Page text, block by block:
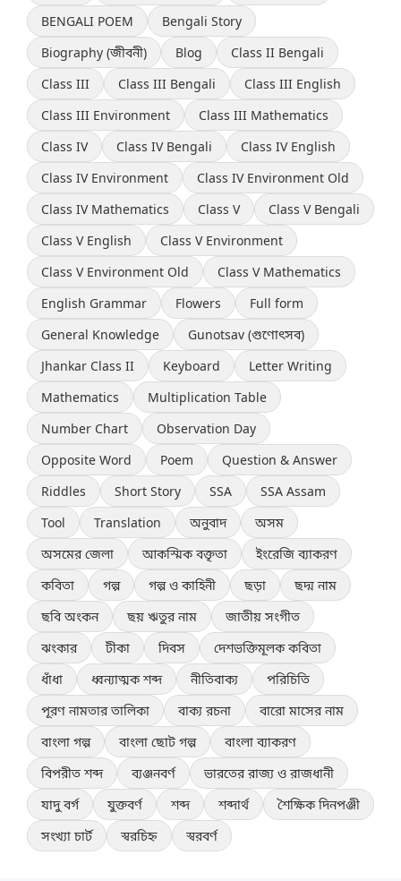
BENGALI POEM
Bengali Story
Biography (জীবনী)
Blog
Class II Bengali
Class III
Class III Bengali
Class III English
Class III Environment
Class III Mathematics
Class IV
Class IV Bengali
Class IV English
Class IV Environment
Class IV Environment Old
Class IV Mathematics
Class V
Class V Bengali
Class V English
Class V Environment
Class V Environment Old
Class V Mathematics
English Grammar
Flowers
Full form
General Knowledge
Gunotsav (গুণোৎসব)
Jhankar Class II
Keyboard
Letter Writing
Mathematics
Multiplication Table
Number Chart
Observation Day
Opposite Word
Poem
Question & Answer
Riddles
Short Story SSA
SSA Assam
Tool
Translation অনুবাদ
অসম
অসমের জেলা
আকস্মিক বক্তৃতা
ইংরেজি ব্যাকরণ
কবিতা
গল্প গল্প ও কাহিনী ছড়া
ছদ্ম নাম
ছবি অংকন
ছয় ঋতুর নাম
জাতীয় সংগীত
ঝংকার
টীকা দিবস
দেশভক্তিমূলক কবিতা
ধাঁধা
ধ্বন্যাত্মক শব্দ নীতিবাক্য
পরিচিতি
পূরণ নামতার তালিকা
বাক্য রচনা
বারো মাসের নাম
বাংলা গল্প
বাংলা ছোট গল্প
বাংলা ব্যাকরণ
বিপরীত শব্দ
ব্যঞ্জনবর্ণ
ভারতের রাজ্য ও রাজধানী
যাদু বর্গ
যুক্তবর্ণ শব্দ শব্দার্থ
শৈক্ষিক দিনপঞ্জী
সংখ্যা চার্ট
স্বরচিহ্ন স্বরবর্ণ